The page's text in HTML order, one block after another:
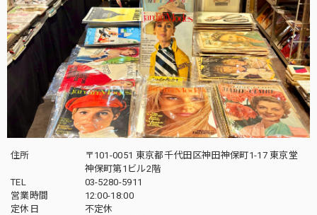
住所
〒101-0051 東京都千代田区神田神保町1-17 東京堂
神保町第1ビル2階
TEL
03-5280-5911
営業時間
12:00-18:00
定休日
不定休